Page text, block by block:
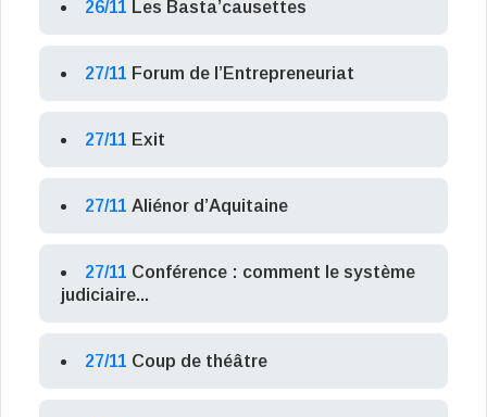
26/11 Les Basta’causettes
27/11 Forum de l’Entrepreneuriat
27/11 Exit
27/11 Aliénor d’Aquitaine
27/11 Conférence : comment le système
judiciaire...
27/11 Coup de théâtre